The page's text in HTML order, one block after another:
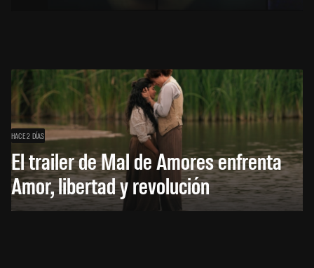
HACE 2 DÍAS
El trailer de Mal de Amores enfrenta
Amor, libertad y revolución